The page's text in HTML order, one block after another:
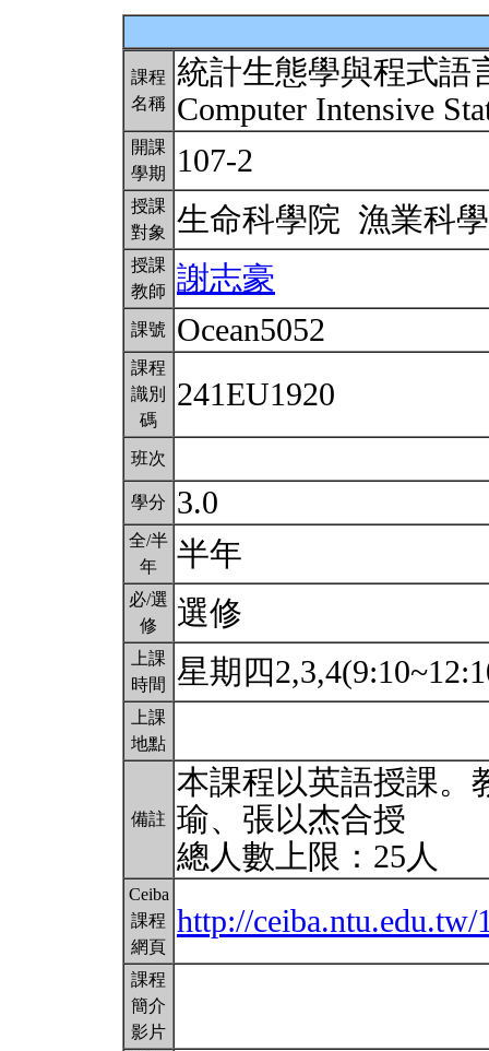
課程
名稱
統計生態學與程式語
Computer Intensive
開課
學期
107-2
授課
對象
生命科學院 漁業科
授課
教師
謝志豪
課號 Ocean5052
課程
識別
碼
241EU1920
班次
學分 3.0
全/半
年
半年
必/選
修
選修
上課
時間
星期四
上課
地點
備註
本課程以英語授課。
瑜、張以杰合授
總人數上限：25人
Ceiba
課程
網頁
http://ceiba.ntu.edu.tw/
課程
簡介
影片